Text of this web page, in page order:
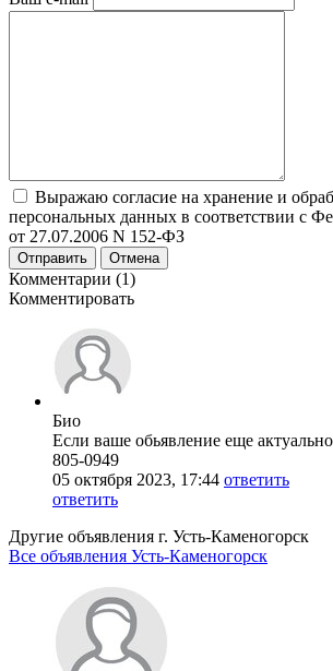
Выражаю согласие на хранение и
персональных данных в соответствии с
от 27.07.2006 N 152-ФЗ
Отправить Отмена
Комментарии (1)
Комментировать
Био
Если ваше обьявление еще
805-0949
05 октября 2023, 17:44 ответить
ответить
Другие объявления г. Усть-Каменогорск
Все объявления Усть-Каменогорск